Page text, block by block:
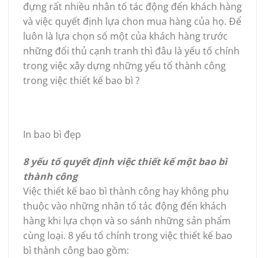
đựng rất nhiều nhân tố tác động đến khách hàng
và việc quyết định lựa chon mua hàng của họ. Để
luôn là lựa chọn số một của khách hàng trước
những đối thủ cạnh tranh thì đâu là yếu tố chính
trong việc xây dựng những yếu tố thành công
trong việc thiết kế bao bì ?
In bao bì đẹp
8 yếu tố quyết định việc thiết kế một bao bì
thành công
Việc thiết kế bao bì thành công hay không phụ
thuộc vào những nhân tố tác động đến khách
hàng khi lựa chọn và so sánh những sản phẩm
cùng loại. 8 yếu tố chính trong việc thiết kế bao
bì thành công bao gồm: